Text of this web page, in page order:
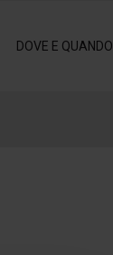
DOVE E QUANDO